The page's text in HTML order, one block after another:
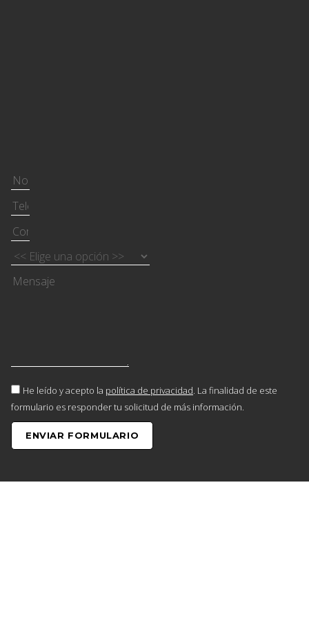
He leído y acepto la política de privacidad. La finalidad de este
formulario es responder tu solicitud de más información.
ENVIAR FORMULARIO